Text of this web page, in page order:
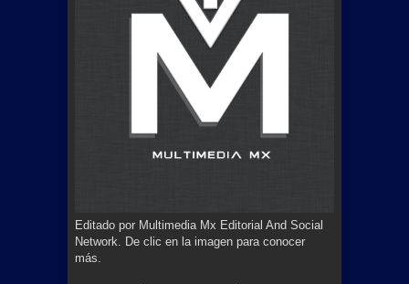
Editado por Multimedia Mx Editorial And Social
Network. De clic en la imagen para conocer
más.